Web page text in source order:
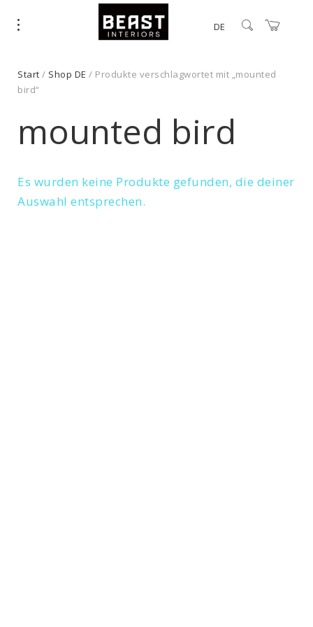
DE
Start / Shop DE / Produkte verschlagwortet mit „mounted
bird“
mounted bird
Es wurden keine Produkte gefunden, die deiner
Auswahl entsprechen.